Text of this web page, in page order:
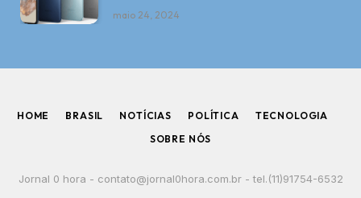
maio 24, 2024
HOME BRASIL NOTÍCIAS POLÍTICA
TECNOLOGIA
SOBRE NÓS
Jornal 0 hora - contato@jornal0hora.com.br- tel.(11)91754-6532